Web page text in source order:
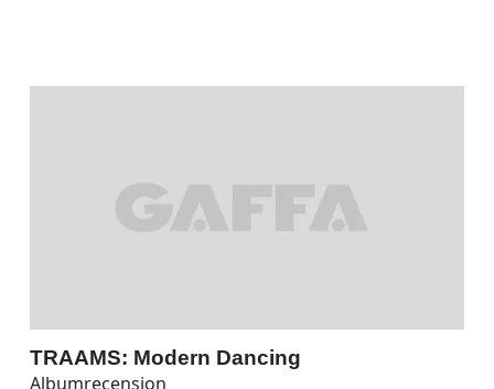
TRAAMS: Modern Dancing
Albumrecension